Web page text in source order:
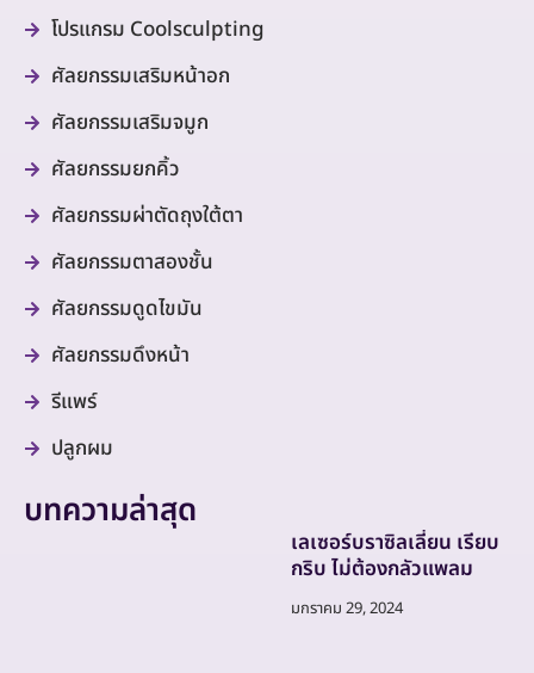
โปรแกรม Coolsculpting
ศัลยกรรมเสริมหน้าอก
ศัลยกรรมเสริมจมูก
ศัลยกรรมยกคิ้ว
ศัลยกรรมผ่าตัดถุงใต้ตา
ศัลยกรรมตาสองชั้น
ศัลยกรรมดูดไขมัน
ศัลยกรรมดึงหน้า
รีแพร์
ปลูกผม
บทความล่าสุด
เลเซอร์บราซิลเลี่ยน เรียบ
กริบ ไม่ต้องกลัวแพลม
มกราคม 29, 2024